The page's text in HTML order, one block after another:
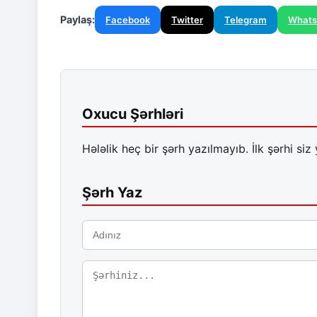
Paylaş: Facebook Twitter Telegram
Oxucu Şərhləri
Hələlik heç bir şərh yazılmayıb. İlk şərhi siz
Şərh Yaz